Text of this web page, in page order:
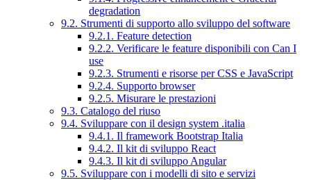
degradation
9.2. Strumenti di supporto allo sviluppo del software
9.2.1. Feature detection
9.2.2. Verificare le feature disponibili con Can I
use
9.2.3. Strumenti e risorse per CSS e JavaScript
9.2.4. Supporto browser
9.2.5. Misurare le prestazioni
9.3. Catalogo del riuso
9.4. Sviluppare con il design system .italia
9.4.1. Il framework Bootstrap Italia
9.4.2. Il kit di sviluppo React
9.4.3. Il kit di sviluppo Angular
9.5. Sviluppare con i modelli di sito e servizi